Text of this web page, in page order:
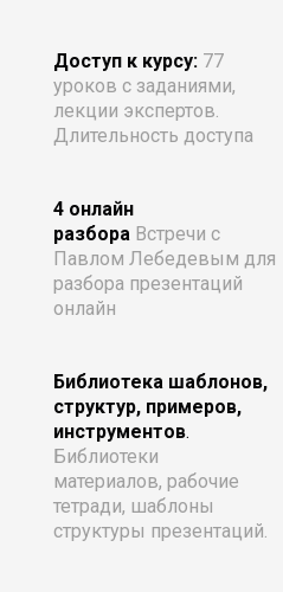
Доступ к курсу: 77
уроков с заданиями,
лекции экспертов.
Длительность доступа
4 онлайн
разбора Встречи с
Павлом Лебедевым для
разбора презентаций
онлайн
Библиотека шаблонов,
структур, примеров,
инструментов.
Библиотеки
материалов, рабочие
тетради, шаблоны
структуры презентаций.